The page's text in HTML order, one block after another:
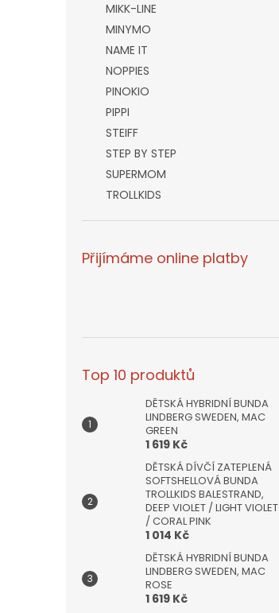
MIKK-LINE
MINYMO
NAME IT
NOPPIES
PINOKIO
PIPPI
STEIFF
STEP BY STEP
SUPERMOM
TROLLKIDS
Přijímáme online platby
Top 10 produktů
DĚTSKÁ HYBRIDNÍ BUNDA
LINDBERG SWEDEN, MAC
GREEN
1 619 Kč
DĚTSKÁ DÍVČÍ ZATEPLENÁ
SOFTSHELLOVÁ BUNDA
TROLLKIDS BALESTRAND,
DEEP VIOLET / LIGHT VIOLET
/ CORAL PINK
1 014 Kč
DĚTSKÁ HYBRIDNÍ BUNDA
LINDBERG SWEDEN, MAC
ROSE
1 619 Kč